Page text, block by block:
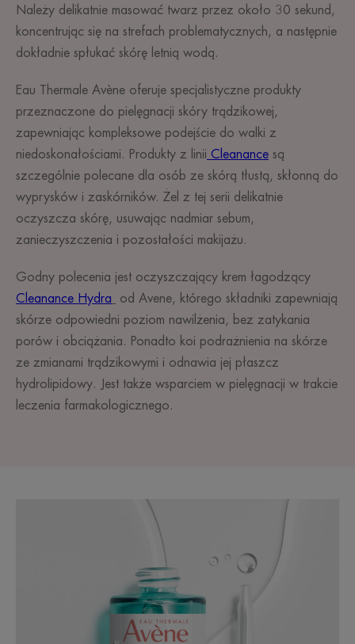
Należy delikatnie masować twarz przez około 30 sekund,
koncentrując się na strefach problematycznych, a następnie
dokładnie spłukać skórę letnią wodą.
Eau Thermale Avène oferuje specjalistyczne produkty
przeznaczone do pielęgnacji skóry trądzikowej,
zapewniając kompleksowe podejście do walki z
niedoskonałościami. Produkty z linii Cleanance są
szczególnie polecane dla osób ze skórą tłustą, skłonną do
wyprysków i zaskórników. Żel z tej serii delikatnie
oczyszcza skórę, usuwając nadmiar sebum,
zanieczyszczenia i pozostałości makijażu.
Godny polecenia jest oczyszczający krem łagodzący
Cleanance Hydra
od Avene, którego składniki zapewniają
skórze odpowiedni poziom nawilżenia, bez zatykania
porów i obciążania. Ponadto koi podrażnienia na skórze
ze zmianami trądzikowymi i odnawia jej płaszcz
hydrolipidowy. Jest także wsparciem w pielęgnacji w trakcie
leczenia farmakologicznego.